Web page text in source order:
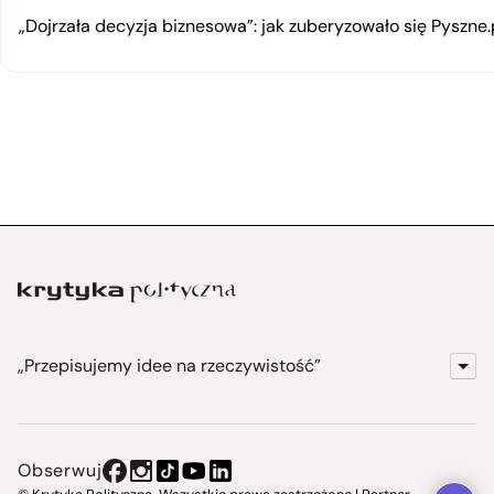
„Dojrzała decyzja biznesowa”: jak zuberyzowało się
„Przepisujemy idee na rzeczywistość”
Instytut Krytyki Politycznej
Obserwuj